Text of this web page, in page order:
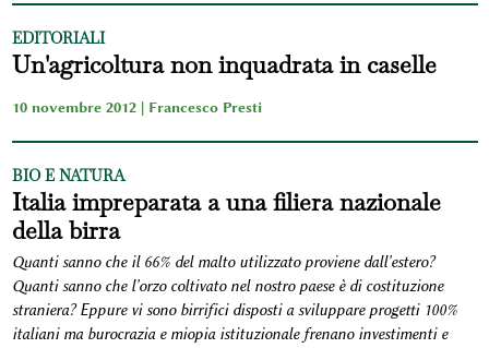
EDITORIALI
Un'agricoltura non inquadrata in caselle
10 novembre 2012 | Francesco Presti
BIO E NATURA
Italia impreparata a una filiera nazionale
della birra
Quanti sanno che il 66% del malto utilizzato proviene dall'estero?
Quanti sanno che l'orzo coltivato nel nostro paese è di costituzione
straniera? Eppure vi sono birrifici disposti a sviluppare progetti 100%
italiani ma burocrazia e miopia istituzionale frenano investimenti e